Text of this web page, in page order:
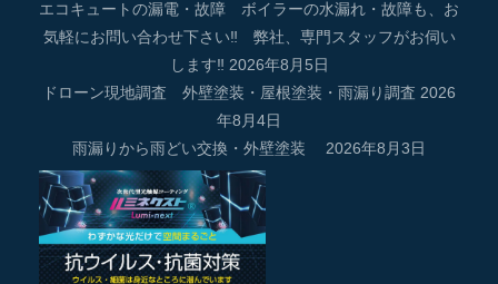
エコキュートの漏電・故障 ボイラーの水漏れ・故障も、お
気軽にお問い合わせ下さい‼ 弊社、専門スタッフがお伺い
します‼ 2026年8月5日
ドローン現地調査 外壁塗装・屋根塗装・雨漏り調査 2026
年8月4日
雨漏りから雨どい交換・外壁塗装
2026年8月3日